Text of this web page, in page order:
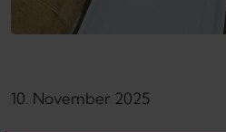
10. November 2025